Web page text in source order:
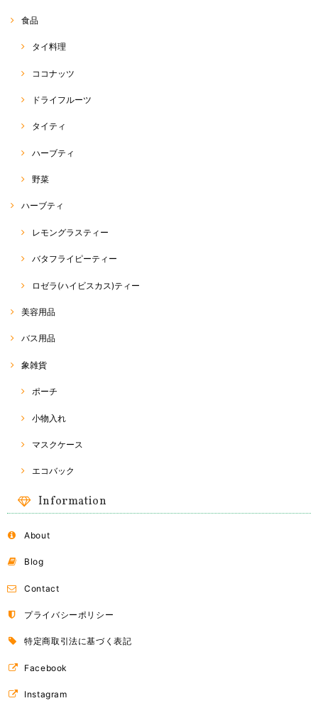
食品
タイ料理
ココナッツ
ドライフルーツ
タイティ
ハーブティ
野菜
ハーブティ
レモングラスティー
バタフライピーティー
ロゼラ(ハイビスカス)ティー
美容用品
バス用品
象雑貨
ポーチ
小物入れ
マスクケース
エコバック
Information
About
Blog
Contact
プライバシーポリシー
特定商取引法に基づく表記
Facebook
Instagram